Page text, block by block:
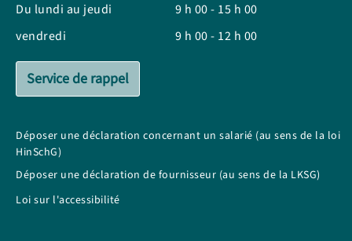
Du lundi au jeudi
vendredi
9 h 00 - 15 h 00
9 h 00 - 12 h 00
Service de rappel
Déposer une déclaration concernant un salarié (au sens de la loi
HinSchG)
Déposer une déclaration de fournisseur (au sens de la LKSG)
Loi sur l'accessibilité